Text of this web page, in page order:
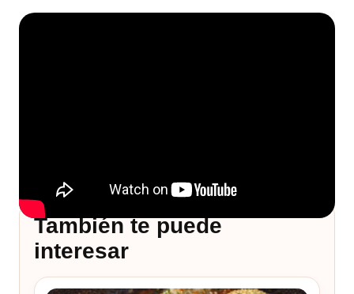
También te puede
interesar